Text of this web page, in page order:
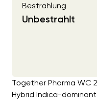
Bestrahlung
Unbestrahlt
Together Pharma WC
Hybrid Indica-